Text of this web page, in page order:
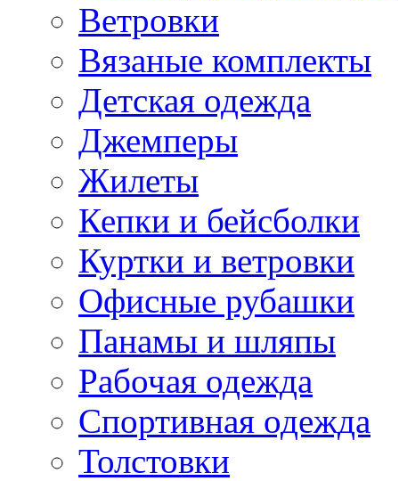
Ветровки
Вязаные комплекты
Детская одежда
Джемперы
Жилеты
Кепки и бейсболки
Куртки и ветровки
Офисные рубашки
Панамы и шляпы
Рабочая одежда
Спортивная одежда
Толстовки